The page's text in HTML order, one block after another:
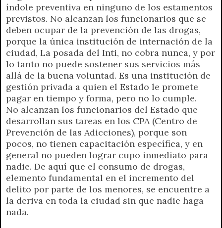
índole preventiva en ninguno de los estamentos
previstos. No alcanzan los funcionarios que se
deben ocupar de la prevención de las drogas,
porque la única institución de internación de la
ciudad, La posada del Inti, no cobra nunca, y por
lo tanto no puede sostener sus servicios más
allá de la buena voluntad. Es una institución de
gestión privada a quien el Estado le promete
pagar en tiempo y forma, pero no lo cumple.
No alcanzan los funcionarios del Estado que
desarrollan sus tareas en los CPA (Centro de
Prevención de las Adicciones), porque son
pocos, no tienen capacitación específica, y en
general no pueden lograr cupo inmediato para
nadie. De aquí que el consumo de drogas,
elemento fundamental en el incremento del
delito por parte de los menores, se encuentre a
la deriva en toda la ciudad sin que nadie haga
nada.